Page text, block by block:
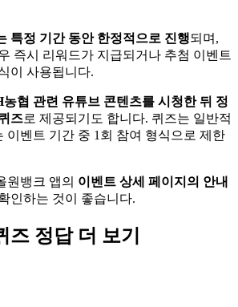
특정 기간 동안 한정적으로 진행되며,
즉시 리워드가 지급되거나 추첨 이벤트
이 사용됩니다.
농협 관련 유튜브 콘텐츠를 시청한 뒤 정
즈로 제공되기도 합니다. 퀴즈는 일반적
이벤트 기간 중 1회 참여 형식으로 제한
원뱅크 앱의 이벤트 상세 페이지의 안내
인하는 것이 좋습니다.
즈 정답 더 보기